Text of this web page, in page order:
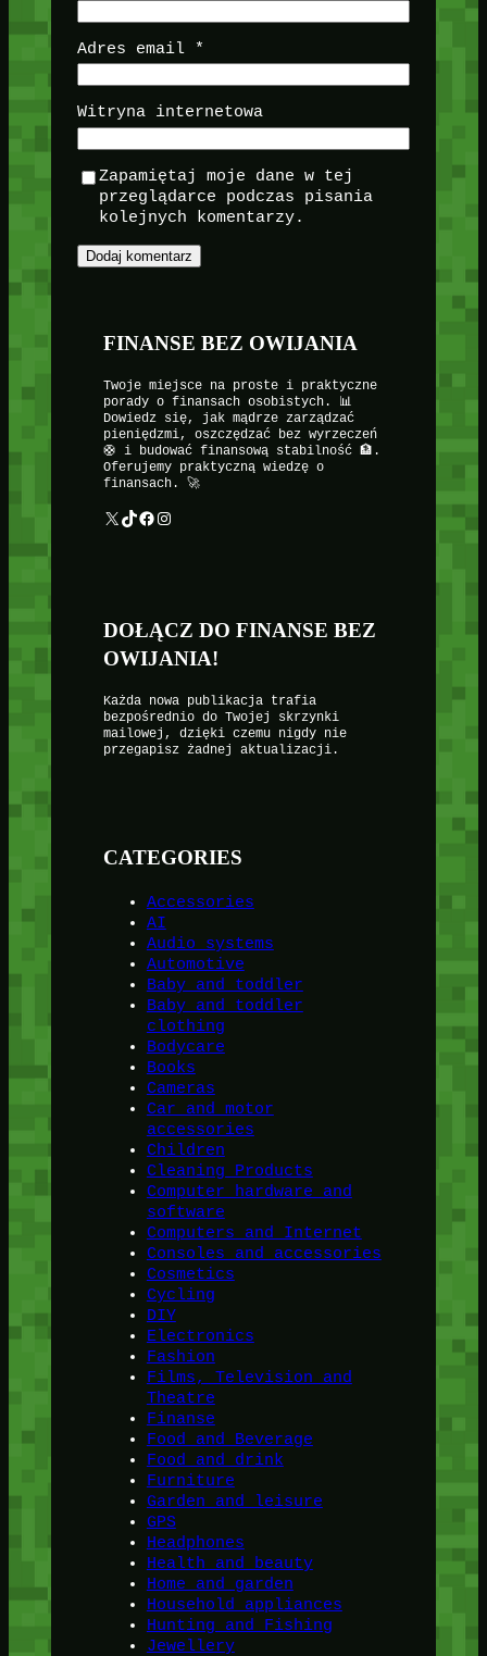
Adres email *
Witryna internetowa
Zapamiętaj moje dane w tej
przeglądarce podczas pisania
kolejnych komentarzy.
FINANSE BEZ OWIJANIA
Twoje miejsce na proste i praktyczne
porady o finansach osobistych. 📊
Dowiedz się, jak mądrze zarządzać
pieniędzmi, oszczędzać bez wyrzeczeń
🛟 i budować finansową stabilność 🏦.
Oferujemy praktyczną wiedzę o
finansach. 🚀
X TikTok Facebook Instagram
DOŁĄCZ DO FINANSE BEZ
OWIJANIA!
Każda nowa publikacja trafia
bezpośrednio do Twojej skrzynki
mailowej, dzięki czemu nigdy nie
przegapisz żadnej aktualizacji.
CATEGORIES
Accessories
AI
Audio systems
Automotive
Baby and toddler
Baby and toddler
clothing
Bodycare
Books
Cameras
Car and motor
accessories
Children
Cleaning Products
Computer hardware and
software
Computers and Internet
Consoles and accessories
Cosmetics
Cycling
DIY
Electronics
Fashion
Films, Television and
Theatre
Finanse
Food and Beverage
Food and drink
Furniture
Garden and leisure
GPS
Headphones
Health and beauty
Home and garden
Household appliances
Hunting and Fishing
Jewellery